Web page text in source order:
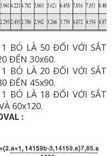
BÓ LÀ 50 ĐỐI VỚI SẮT
ĐẾN 30x60.
BÓ LÀ 20 ĐỐI VỚI SẮT
ĐẾN 45x90.
BÓ LÀ 18 ĐỐI VỚI SẮT
60x120.
: